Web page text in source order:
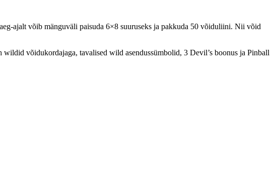
ajalt võib mänguväli paisuda 6×8 suuruseks ja pakkuda 50 võiduliini. Nii võid
võidukordajaga, tavalised wild asendussümbolid, 3 Devil’s boonus ja Pinball